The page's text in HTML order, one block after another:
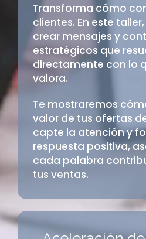
Transforma cómo
clientes. En este
crear mensajes y
estratégicos que
directamente con lo
valora.
Te mostraremos
valor de tus ofertas
capte la atención y
respuesta positiva,
cada palabra
tus ventas.